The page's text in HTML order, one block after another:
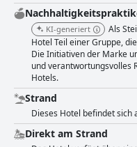
KI-generiert
Als
Hotel Teil einer Gruppe,
Die Initiativen der Marke
und verantwortungsvolles
Hotels.
Strand
Dieses Hotel befindet sich
Direkt am Strand